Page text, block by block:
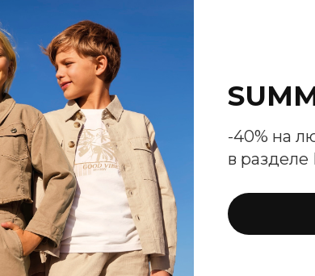
Шорты Sarabanda для
-40% на
в разделе